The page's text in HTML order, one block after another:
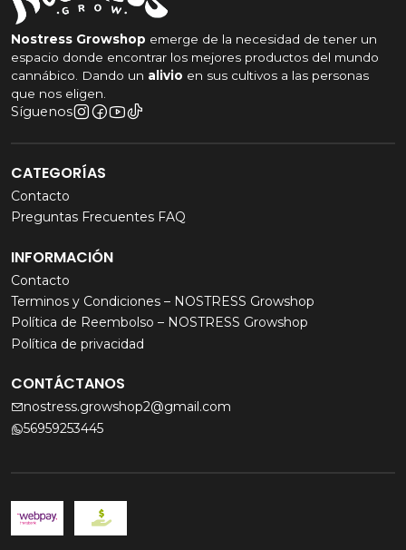
Nostress Growshop emerge de la necesidad de tener un
espacio donde encontrar los mejores productos del mundo
cannábico. Dando un alivio en sus cultivos a las personas
que nos eligen.
Síguenos
CATEGORÍAS
Contacto
Preguntas Frecuentes FAQ
INFORMACIÓN
Contacto
Terminos y Condiciones – NOSTRESS Growshop
Política de Reembolso – NOSTRESS Growshop
Política de privacidad
CONTÁCTANOS
nostress.growshop2@gmail.com
56959253445